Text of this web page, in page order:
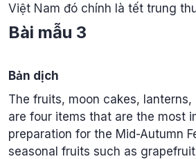
Việt Nam đó chính là tết trung
Bài mẫu 3
Bản dịch
The fruits, moon cakes, lanterns,
are four items that are the most
preparation for the Mid-Autumn
seasonal fruits such as